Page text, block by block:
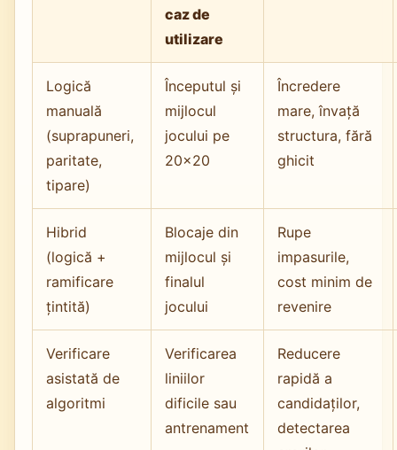
caz de
utilizare
Logică
manuală
(suprapuneri,
paritate,
tipare)
Începutul și
mijlocul
jocului pe
20x20
Încredere
mare, învață
structura, fără
ghicit
Hibrid
(logică +
ramificare
țintită)
Blocaje din
mijlocul și
finalul
jocului
Rupe
impasurile,
cost minim de
revenire
Verificare
asistată de
algoritmi
Verificarea
liniilor
dificile sau
antrenament
Reducere
rapidă a
candidaților,
detectarea